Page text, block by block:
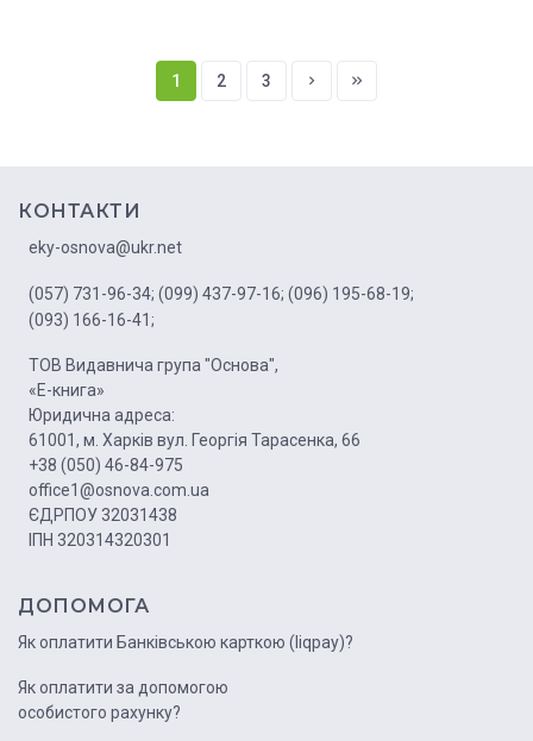
1 2 3
КОНТАКТИ
eky-osnova@ukr.net
(057) 731-96-34; (099) 437-97-16; (096) 195-68-19;
(093) 166-16-41;
ТОВ Видавнича група "Основа",
«Е-книга»
Юридична адреса:
61001, м. Харків вул. Георгія Тарасенка, 66
+38 (050) 46-84-975
office1@osnova.com.ua
ЄДРПОУ 32031438
ІПН 320314320301
ДОПОМОГА
Як оплатити Банківською карткою (liqpay)?
Як оплатити за допомогою
особистого рахунку?